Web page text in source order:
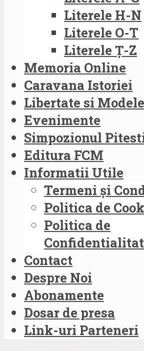
Literele H-N
Literele O-T
Literele Ț-Z
Memoria Online
Caravana Istoriei
Libertate si Modele
Evenimente
Simpozionul
Editura FCM
Informatii Utile
Termeni și
Politica de
Politica de
Contact
Despre Noi
Abonamente
Dosar de presa
Link-uri Parteneri